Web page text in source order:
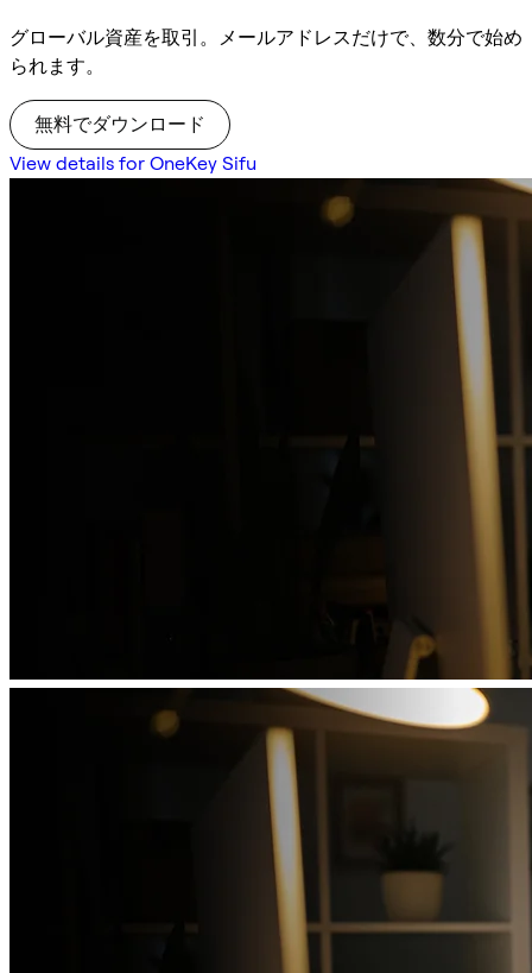
グローバル資産を取引。メールアドレスだけで、数分で始め
られます。
無料でダウンロード
View details for OneKey Sifu